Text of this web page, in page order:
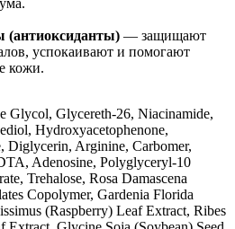
(антиоксиданты) — защищают
успокаивают и помогают
кожи.
Glycol, Glycereth-26, Niacinamide,
Hydroxyacetophenone,
Diglycerin, Arginine, Carbomer,
Adenosine, Polyglyceryl-10
Trehalose, Rosa Damascena
Copolymer, Gardenia Florida
(Raspberry) Leaf Extract, Ribes